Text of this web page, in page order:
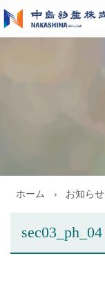
ホーム お知らせ
sec03_ph_04